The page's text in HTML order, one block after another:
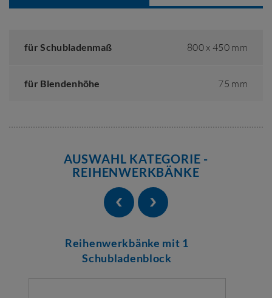
für Schubladenmaß 800 x 450 mm
für Blendenhöhe 75 mm
AUSWAHL KATEGORIE -
REIHENWERKBÄNKE
Reihenwerkbänke mit 1
Schubladenblock